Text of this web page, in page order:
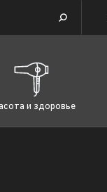
и здоровье